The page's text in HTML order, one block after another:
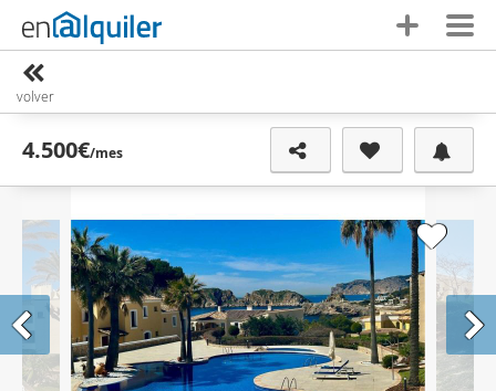
volver
4.500€/mes